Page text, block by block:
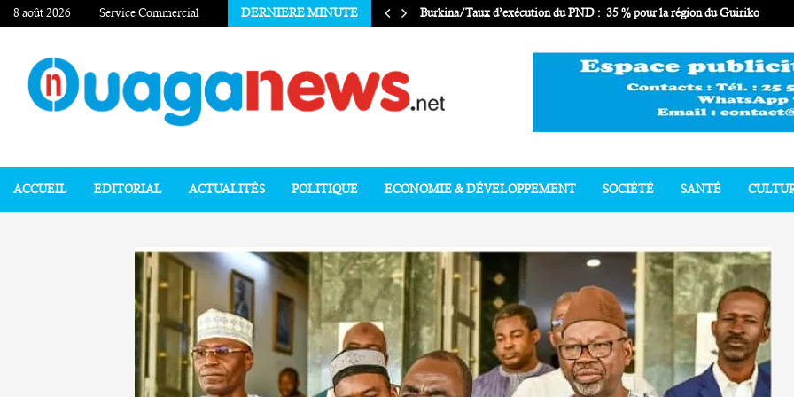
8 août 2026 Service Commercial DERNIERE MINUTE Burkina/Taux d’exécution du PND : 35 % pour la région du Guiriko
ACCUEIL EDITORIAL ACTUALITÉS POLITIQUE ECONOMIE & DÉVELOPPEMENT SOCIÉTÉ SANTÉ